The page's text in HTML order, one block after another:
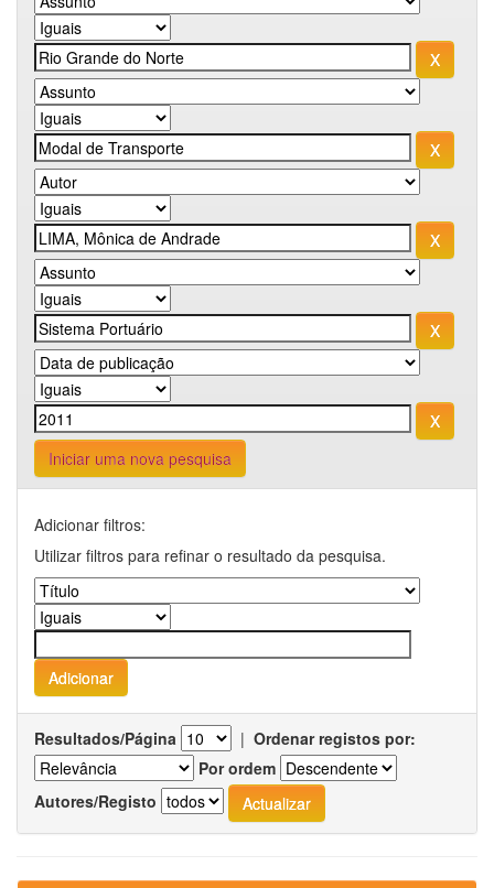
Iniciar uma nova pesquisa
Adicionar filtros:
Utilizar filtros para refinar o resultado da pesquisa.
Resultados/Página | Ordenar registos por:
Por ordem
Autores/Registo